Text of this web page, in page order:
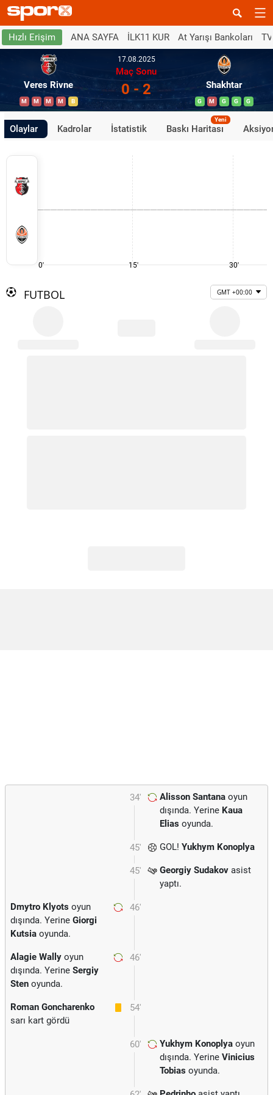
Hızlı Erişim ANA SAYFA İLK11 KUR At Yarışı Bankoları
Veres Rivne
M M M M B
17.08.2025
Maç Sonu
0 - 2 Shakhtar
G M G G G
Olaylar Kadrolar İstatistik Baskı Haritası
Yeni
0' 15' 30'
FUTBOL GMT +00:00
34' Alisson Santana oyun
dışında. Yerine Kaua
Elias oyunda.
45' GOL! Yukhym Konoplya
45' Georgiy Sudakov asist
yaptı.
46'
Dmytro Klyots oyun
dışında. Yerine Giorgi
Kutsia oyunda.
46'
Alagie Wally oyun
dışında. Yerine Sergiy
Sten oyunda.
54'
Roman Goncharenko
sarı kart gördü
60' Yukhym Konoplya oyun
dışında. Yerine Vinicius
Tobias oyunda.